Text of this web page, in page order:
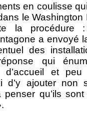
en coulisse
le
la
a envoyé
des
qui
et peu
d’y ajouter non
qu’ils